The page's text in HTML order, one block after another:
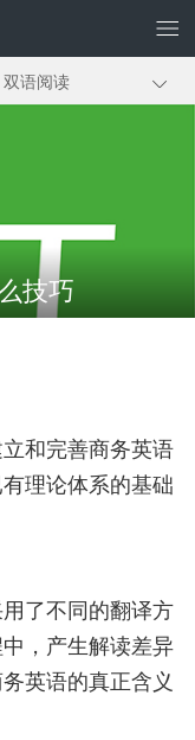
双语阅读
技巧
和完善商务英语
理论体系的基础
了不同的翻译方
，产生解读差异
英语的真正含义